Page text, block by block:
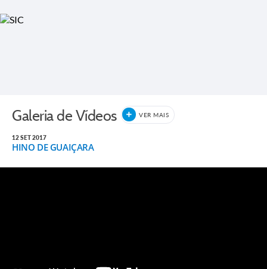
Galeria de Vídeos VER MAIS
12 SET 2017
HINO DE GUAIÇARA